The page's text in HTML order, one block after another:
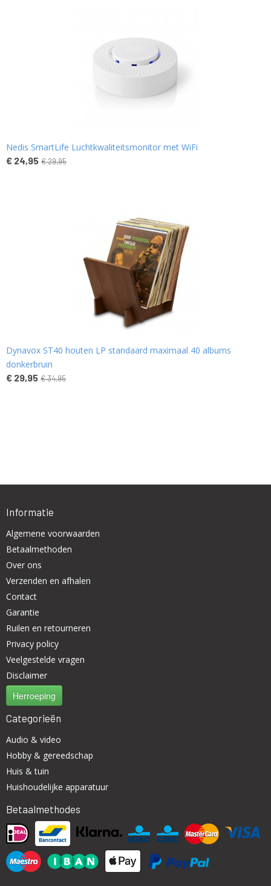
Nedis SmartLife Luchtkwaliteitsmonitor met WiFi
€ 24,95 € 29,95
Dynavox ST40 houten LP standaard maximaal 40 albums
donkerbruin
€ 29,95 € 34,95
Informatie
Algemene voorwaarden
Betaalmethoden
Over ons
Verzenden en afhalen
Contact
Garantie
Ruilen en retourneren
Privacy policy
Veelgestelde vragen
Disclaimer
Herroeping
Categorieën
Audio & video
Hobby & gereedschap
Huis & tuin
Huishoudelijke apparatuur
Betaalmethodes